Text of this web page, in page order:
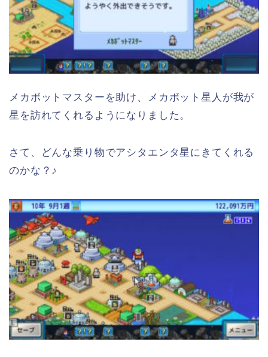
メカボットマスターを助け、メカボット星人が我が
星を訪れてくれるようになりました。
さて、どんな乗り物でアシタエンタ星にきてくれる
のかな？♪